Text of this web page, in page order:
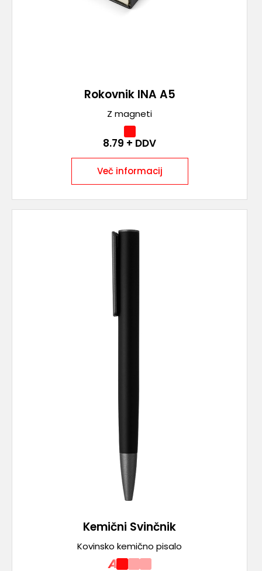
Rokovnik INA A5
Z magneti
8.79 + DDV
Več informacij
Kemični Svinčnik
Kovinsko kemično pisalo
A